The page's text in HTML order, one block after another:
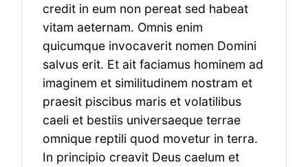
credit in eum non pereat sed habeat
vitam aeternam. Omnis enim
quicumque invocaverit nomen Domini
salvus erit. Et ait faciamus hominem ad
imaginem et similitudinem nostram et
praesit piscibus maris et volatilibus
caeli et bestiis universaeque terrae
omnique reptili quod movetur in terra.
In principio creavit Deus caelum et